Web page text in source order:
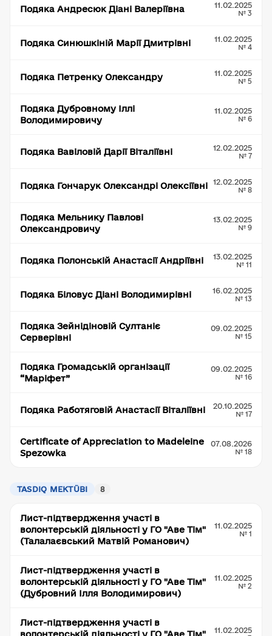
Подяка Андресюк Діані Валеріївна 11.02.2025
№ 3
Подяка Синюшкіній Марії Дмитрівні 11.02.2025
№ 4
Подяка Петренку Олександру 11.02.2025
№ 5
Подяка Дубровному Іллі
Володимировичу
11.02.2025
№ 6
Подяка Вавіловій Дарії Віталіївні 12.02.2025
№ 7
Подяка Гончарук Олександрі Олексіївні 12.02.2025
№ 8
Подяка Мельнику Павлові
Олександровичу
13.02.2025
№ 9
Подяка Полонській Анастасії Андріївні 13.02.2025
№ 11
Подяка Біловус Діані Володимирівні 16.02.2025
№ 13
Подяка Зейнідіновій Султаніє
Серверівні
09.02.2025
№ 15
Подяка Громадській організації
“Маріфет”
09.02.2025
№ 16
Подяка Работяговій Анастасії Віталіївні 20.10.2025
№ 17
Certificate of Appreciation to Madeleine
Spezowka
07.08.2026
№ 18
TASDIQ MEKTÜBI 8
Лист-підтвердження участі в
волонтерській діяльності у ГО "Аве Тім"
(Талалаєвський Матвій Романович)
11.02.2025
№ 1
Лист-підтвердження участі в
волонтерській діяльності у ГО "Аве Тім"
(Дубровний Ілля Володимирович)
11.02.2025
№ 2
Лист-підтвердження участі в
волонтерській діяльності у ГО "Аве Тім"
11.02.2025